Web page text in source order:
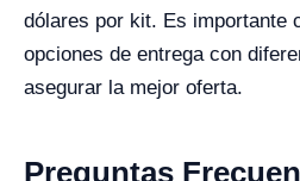
dólares por kit. Es importante
opciones de entrega con
asegurar la mejor oferta.
Preguntas